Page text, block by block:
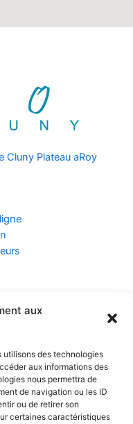
aux
utilisons des technologies
aux informations des
nous permettra de
de navigation ou les ID
ou de retirer son
certaines caractéristiques
Cluny Plateau aRoy
de Vente